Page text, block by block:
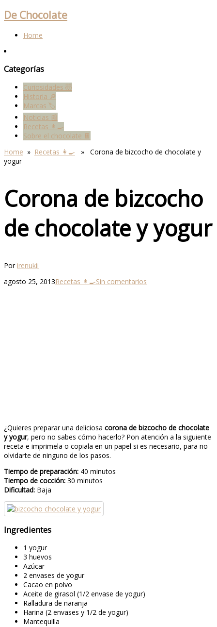
De Chocolate
Home
Categorías
Curiosidades 🤯
Historia 🔎
Marcas 🏷
Noticias 📰
Recetas 👩‍🍳
Sobre el chocolate 🍫
Home » Recetas 👩‍🍳 » Corona de bizcocho de chocolate y
yogur
Corona de bizcocho
de chocolate y yogur
Por irenukii
agosto 25, 2013Recetas 👩‍🍳Sin comentarios
¿Quieres preparar una deliciosa corona de bizcocho de chocolate
y yogur, pero no sabes cómo hacerlo? Pon atención a la siguiente
receta e imprimela o copiala en un papel si es necesario, para no
olvidarte de ninguno de los pasos.
Tiempo de preparación: 40 minutos
Tiempo de cocción: 30 minutos
Dificultad: Baja
Ingredientes
1 yogur
3 huevos
Azúcar
2 envases de yogur
Cacao en polvo
Aceite de girasol (1/2 envase de yogur)
Ralladura de naranja
Harina (2 envases y 1/2 de yogur)
Mantequilla